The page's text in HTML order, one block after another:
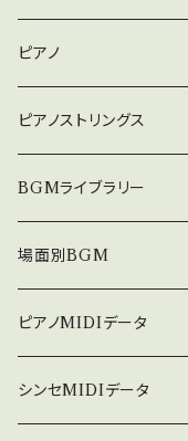
い淡
ピアノ
癒しのピアノ
中北利男 夢シリーズ
５０８曲シリーズ
３６０曲シリーズ
ピアノストリングス
BGMライブラリー
オルゴール
場面別BGM
悲しい
暗い
ピアノMIDIデータ
シンセMIDIデータ